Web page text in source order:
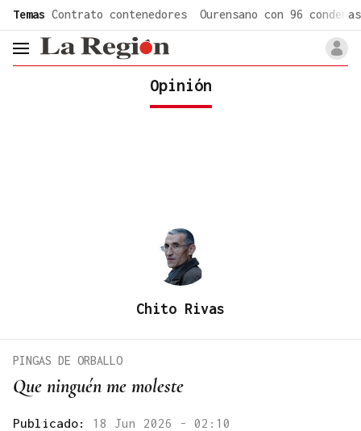
Temas Contrato contenedores Ourensano con 96 condenas
header.menu.open
Opinión
Chito Rivas
Que ninguén me moleste
PINGAS DE ORBALLO
Publicado: 18 Jun 2026 - 02:10